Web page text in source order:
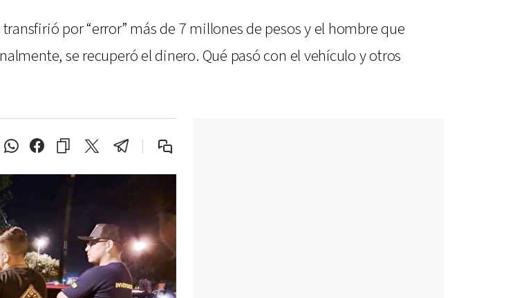
por “error” más de 7 millones de pesos y el hombre que
se recuperó el dinero. Qué pasó con el vehículo y otros